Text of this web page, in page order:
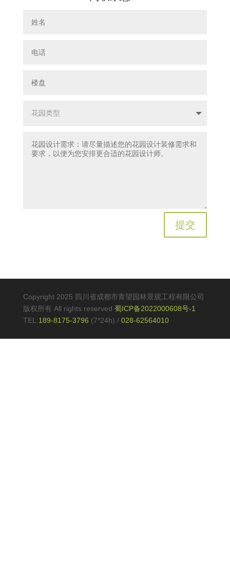
提交
Copyright 2025 四川省成都市青望园林景观工程有限公司
版权所有 All rights reserved 蜀ICP备2022000608号-1
TEL:189-8175-3796 (7*24h) / 028-62564010